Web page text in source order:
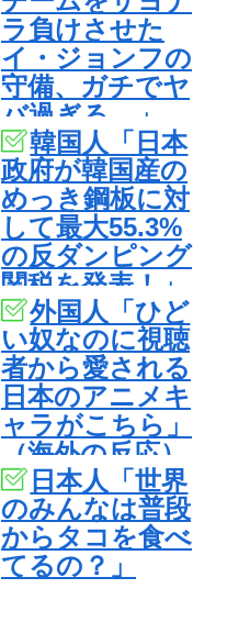
ラ負けさせた
イ・ジョンフの
守備、ガチでヤ
バ過ぎる…」
→「のび太レベ
ルの守備ｗｗ」
＝韓国の反応
韓国人「日本
政府が韓国産の
めっき鋼板に対
して最大55.3%
の反ダンピング
関税を発表！」
→「想像を超え
る高率の追加関
税‥」
外国人「ひど
い奴なのに視聴
者から愛される
日本のアニメキ
ャラがこちら」
（海外の反応）
日本人「世界
のみんなは普段
からタコを食べ
てるの？」